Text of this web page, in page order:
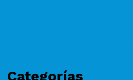
Categorías